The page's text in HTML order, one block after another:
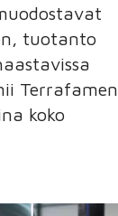
tuotanto
Terrafamen
koko